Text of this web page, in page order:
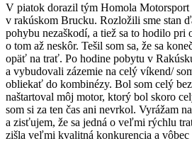
V piatok dorazil tým Homola Motorsport
v rakúskom Brucku. Rozložili sme stan
pohybu nezaškodí, a tiež sa to hodilo pri
o tom až neskôr. Tešil som sa, že sa
opäť na trať. Po hodine pobytu v
a vybudovali zázemie na celý víkend/
obliekať do kombinézy. Bol som celý
naštartoval môj motor, ktorý bol skoro
som si za ten čas ani nevrkol. Vyrážam
a zisťujem, že sa jedná o veľmi rýchlu
zišla veľmi kvalitná konkurencia a